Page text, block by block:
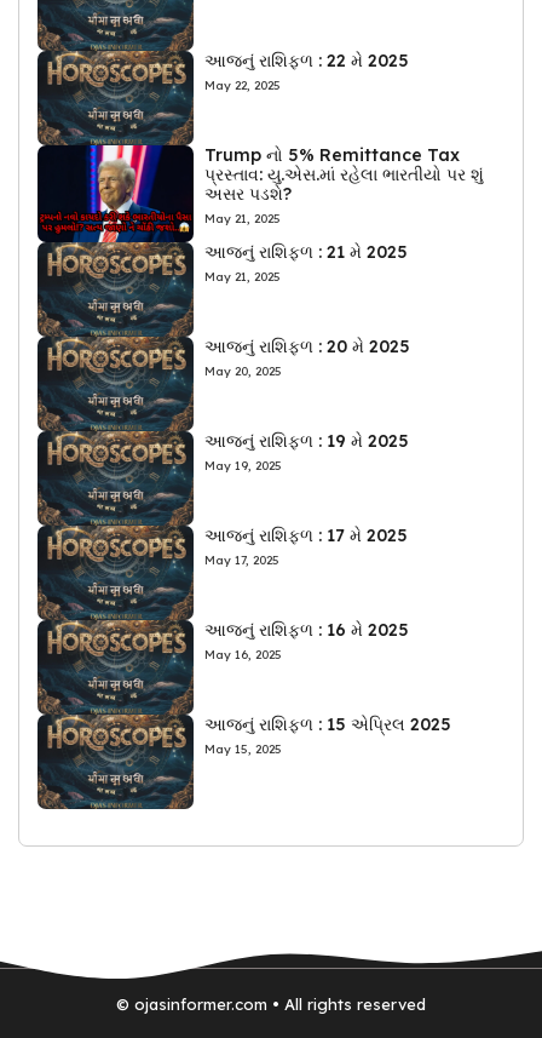
આજનું રાશિફળ : 22 મે 2025
May 22, 2025
Trump નો 5% Remittance Tax
પ્રસ્તાવ: યુ.એસ.માં રહેલા ભારતીયો પર શું
અસર પડશે?
May 21, 2025
આજનું રાશિફળ : 21 મે 2025
May 21, 2025
આજનું રાશિફળ : 20 મે 2025
May 20, 2025
આજનું રાશિફળ : 19 મે 2025
May 19, 2025
આજનું રાશિફળ : 17 મે 2025
May 17, 2025
આજનું રાશિફળ : 16 મે 2025
May 16, 2025
આજનું રાશિફળ : 15 એપ્રિલ 2025
May 15, 2025
© ojasinformer.com • All rights reserved